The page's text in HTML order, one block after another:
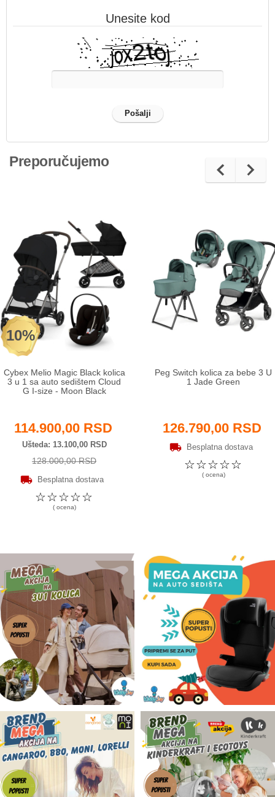
Unesite kod
Preporučujemo
10%
Cybex Melio Magic Black kolica
3 u 1 sa auto sedištem Cloud
G I-size - Moon Black
114.900,00 RSD
Ušteda 13.100,00 RSD
128.000,00 RSD
Besplatna dostava
☆
☆
☆
☆
☆
( ocena)
Peg Switch kolica za bebe 3 U
1 Jade Green
126.790,00 RSD
Besplatna dostava
☆
☆
☆
☆
☆
( ocena)